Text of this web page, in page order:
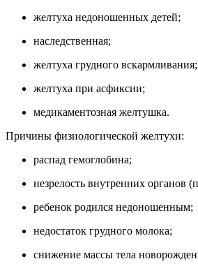
желтуха недоношенных детей;
наследственная;
желтуха грудного вскармливания;
желтуха при асфиксии;
медикаментозная желтушка.
Причины физиологической желтухи:
распад гемоглобина;
незрелость внутренних органов
ребенок родился недоношенным;
недостаток грудного молока;
снижение массы тела